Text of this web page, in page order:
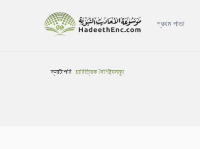
প্রথম পাতা
ক্যাটাগরি:চারিত্রিক বৈশিষ্ট্যসমূহ